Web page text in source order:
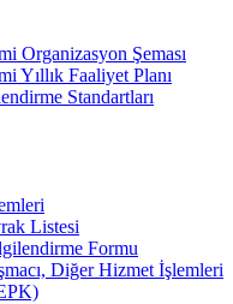
Organizasyon Şeması
Yıllık Faaliyet Planı
Standartları
Listesi
Formu
Diğer Hizmet İşlemleri